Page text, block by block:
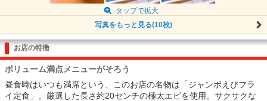
タップで拡大
写真をもっと見る(10枚)
お店の特徴
ボリューム満点メニューがそろう
昼食時はいつも満席という、このお店の名物は「ジャンボえびフラ
イ定食」。厳選した長さ約20センチの極太エビを使用。サクサクな